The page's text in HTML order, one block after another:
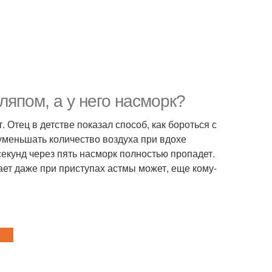
а у него насморк?
в детстве показал способ, как бороться с
количество воздуха при вдохе
через пять насморк полностью пропадет.
даже при приступах астмы может, еще кому-